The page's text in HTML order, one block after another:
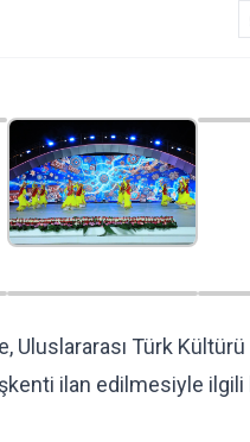
Uluslararası Türk Kültürü
ilan edilmesiyle